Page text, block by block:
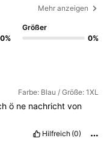
Mehr anzeigen
Größer
0%
Farbe: Blau / Größe: 1XL
ö ne nachricht von
Hilfreich (0)